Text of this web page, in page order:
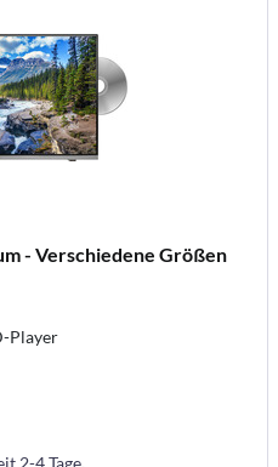
- Verschiedene Größen
Player